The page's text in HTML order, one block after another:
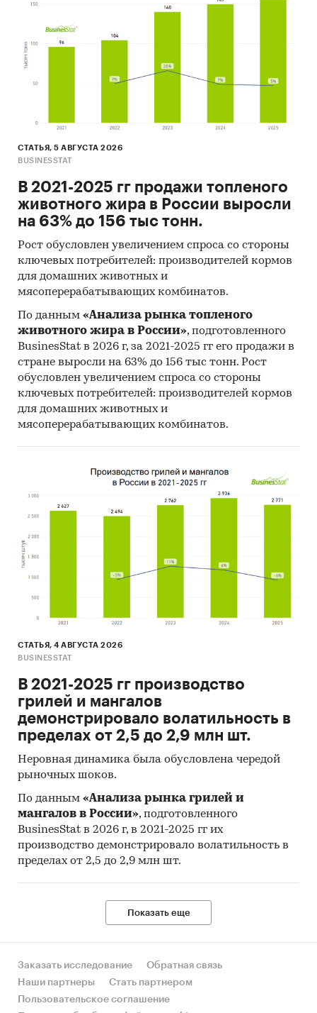
стоимости контрактов от их начальной
максимальной цены. Покупателям работы
предоставляется выгрузка в формате MS Excel.
Параметры выгрузки могут быть
скорректированы по запросу заказчика.
кроватей
В работе представлены профили крупнейших
компаний-производителей кроватей.Профили
компаний показывают информацию о
динамике финансовых показателей компаний,
актуальную контактную информацию,
основных учредителей и т.д.
Цены на продукцию
Средние цены производителей
Предствлены месячные данные о ценах
производителей на следующие виды
продукции:
Кровати деревянные для взрослых
Доступна статистическая информация
Средние потребительские цены
Показана динамика розничных цен по
следующим категориям товаров:
Диван-кровать, шт.
Кровать для новорожденных,шт.
декабря 2024 года
Прогноз развития рынка кроватей
Составлен прогноз развития рынка кроватей
(производства, импорта, экспорта и объема
рынка) на2025-2029 гг. на основе
ретроспективных данных с поправкой на
тренды, изменения в регулировании отрасли и
т.д.
Фактическое количество страниц может
отличаться от указанного.
Источник: TK Solutions
СТАТЬЯ, 5 АВГУСТА 2026
BUSINESSTAT
В 2021-2025 гг продажи топленого
животного жира в России выросли
на 63% до 156 тыс тонн.
Рост обусловлен увеличением спроса со стороны
ключевых потребителей: производителей кормов
для домашних животных и
мясоперерабатывающих комбинатов.
По данным «Анализа рынка топленого
животного жира в России», подготовленного
BusinesStat в 2026 г, за 2021-2025 гг его продажи в
стране выросли на 63% до 156 тыс тонн. Рост
обусловлен увеличением спроса со стороны
ключевых потребителей: производителей кормов
для домашних животных и
мясоперерабатывающих комбинатов.
СТАТЬЯ, 4 АВГУСТА 2026
BUSINESSTAT
В 2021-2025 гг производство
грилей и мангалов
демонстрировало волатильность в
пределах от 2,5 до 2,9 млн шт.
Неровная динамика была обусловлена чередой
рыночных шоков.
По данным «Анализа рынка грилей и
мангалов в России», подготовленного
BusinesStat в 2026 г, в 2021-2025 гг их
производство демонстрировало волатильность в
пределах от 2,5 до 2,9 млн шт.
Показать еще
Заказать исследование
Обратная связь
Наши партнеры
Стать партнером
Пользовательское соглашение